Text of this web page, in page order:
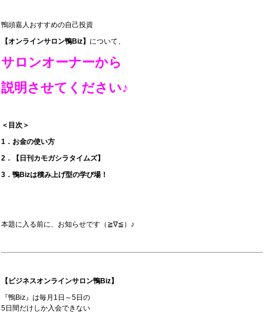
鴨頭嘉人おすすめの自己投資
【オンラインサロン鴨Biz】 について、
サロンオーナーから
説明させてください♪
＜目次＞
1．お金の使い方
2．【日刊カモガシラタイムズ】
3．鴨Bizは積み上げ型の学び場！
本題に入る前に、お知らせです（≧∇≦）♪
【ビジネスオンラインサロン鴨Biz】
『鴨Biz』は毎月1日～5日の
5日間だけしか入会できない